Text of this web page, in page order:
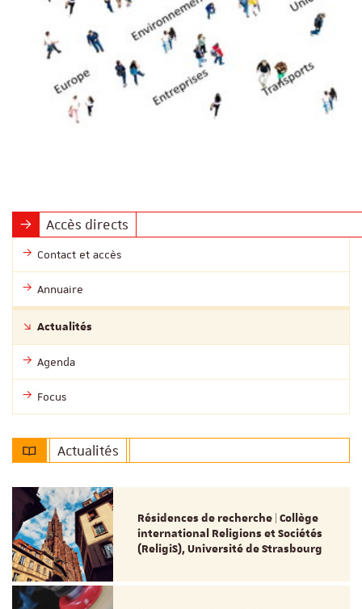
Accès directs
Contact et accès
Annuaire
Actualités
Agenda
Focus
Actualités
Résidences de recherche | Collège
international Religions et Sociétés
(ReligiS), Université de Strasbourg